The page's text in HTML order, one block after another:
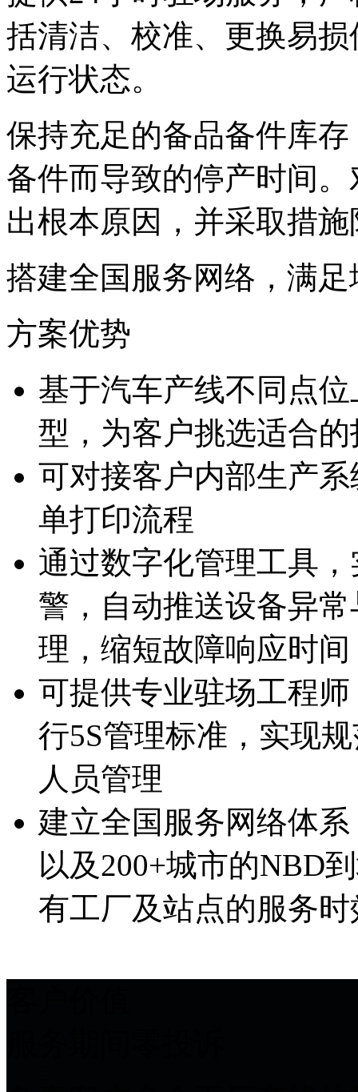
括清洁、校准、更换
运行状态。
保持充足的备品备件库存
备件而导致的停产时间。
出根本原因，并采取
搭建全国服务网络，
方案优势
基于汽车产线不同点
型，为客户挑选适
可对接客户内部生产系
单打印流程
通过数字化管理工具
警，自动推送设备异
理，缩短故障响应时间
可提供专业驻场工程师
行5S管理标准，实现
人员管理
建立全国服务网络体系
以及200+城市的NBD到
有工厂及站点的服务时